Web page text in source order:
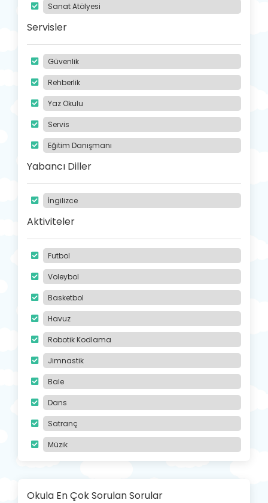
Sanat Atölyesi
Servisler
Güvenlik
Rehberlik
Yaz Okulu
Servis
Eğitim Danışmanı
Yabancı Diller
İngilizce
Aktiviteler
Futbol
Voleybol
Basketbol
Havuz
Robotik Kodlama
Jimnastik
Bale
Dans
Satranç
Müzik
Okula En Çok Sorulan Sorular